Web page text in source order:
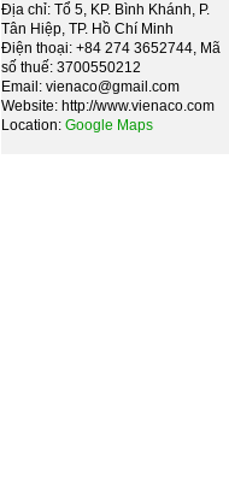
Địa chỉ: Tổ 5, KP. Bình Khánh, P.
Tân Hiệp, TP. Hồ Chí Minh
Điện thoại: +84 274 3652744, Mã
số thuế: 3700550212
Email: vienaco@gmail.com
Website: http://www.vienaco.com
Location: Google Maps